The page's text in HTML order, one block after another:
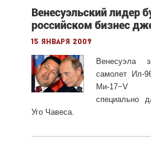
Венесуэльский лидер
российском бизнес
15 января 2009
Венесуэла
самолет
Ил-
Ми-17−V
специально
Уго Чавеса.